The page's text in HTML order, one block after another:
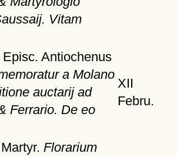
Vitam
Antiochenus
a Molano
auctarij ad
Ferrario. De eo
XII
Febru.
Florarium